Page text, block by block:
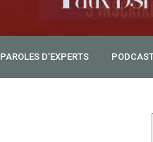
PAROLES D’EXPERTS